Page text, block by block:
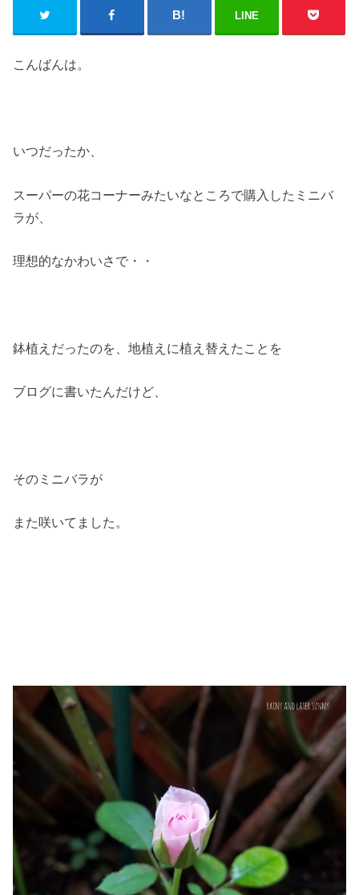
LINE
こんばんは。
いつだったか、
スーパーの花コーナーみたいなところで購入したミニバ
ラが、
理想的なかわいさで・・
鉢植えだったのを、地植えに植え替えたことを
ブログに書いたんだけど、
そのミニバラが
また咲いてました。